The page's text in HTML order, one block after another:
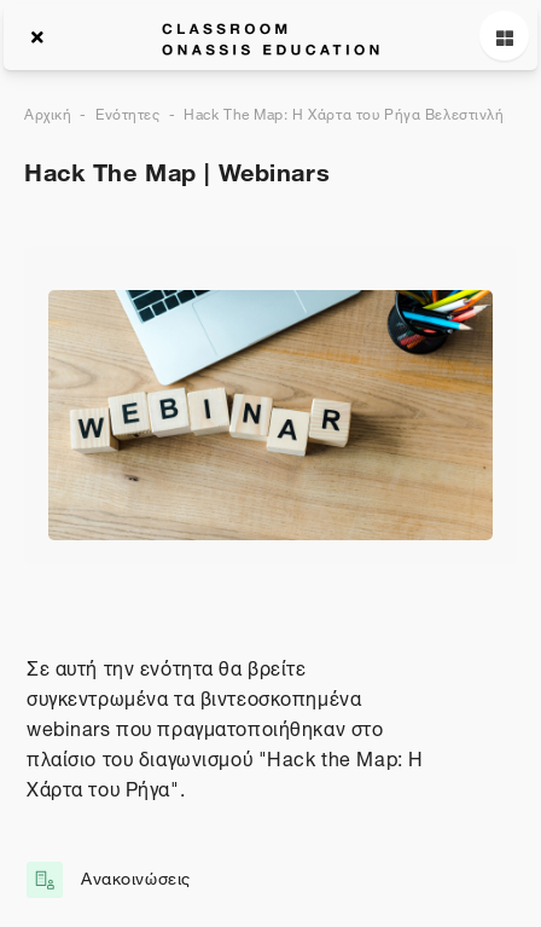
Αρχική Ενότητες Hack The Map: Η Χάρτα του Ρήγα Βελεστινλή
Hack The Map | Webinars
Σε αυτή την ενότητα θα βρείτε
συγκεντρωμένα τα βιντεοσκοπημένα
webinars που πραγματοποιήθηκαν στο
πλαίσιο του διαγωνισμού "Hack the Map: Η
Χάρτα του Ρήγα".
Ανακοινώσεις
Φόρουμ